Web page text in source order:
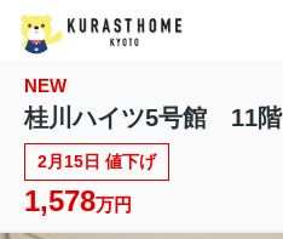
NEW
桂川ハイツ5号館 11階
2月15日 値下げ
1,578万円